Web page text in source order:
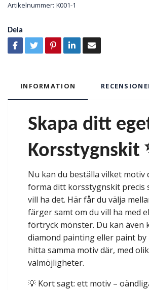
Artikelnummer: K001-1
Dela
INFORMATION
Skapa ditt
Korsstygnskit
Nu kan du beställa vilket motiv
forma ditt korsstygnskit precis
vill ha det. Här får du välja
färger samt om du vill ha med
förtryck mönster. Du kan även
diamond painting eller paint by
hitta samma motiv där, med
valmöjligheter.
💡 Kort sagt: ett motiv –